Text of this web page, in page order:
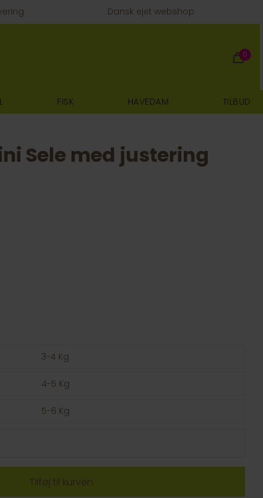
Dansk ejet webshop
0
FISK HAVEDAM TILBUD
Sele med justering
3-4 Kg
4-5 Kg
5-6 Kg